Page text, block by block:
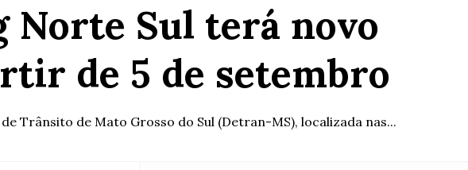
Norte Sul terá novo
de 5 de setembro
Trânsito de Mato Grosso do Sul (Detran-MS), localizada nas...